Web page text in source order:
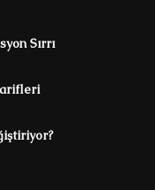
Sırrı